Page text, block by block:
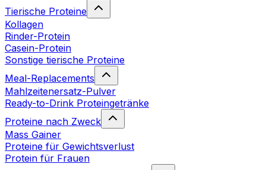
Tierische Proteine
Kollagen
Rinder-Protein
Casein-Protein
Sonstige tierische Proteine
Meal-Replacements
Mahlzeitenersatz-Pulver
Ready-to-Drink Proteingetränke
Proteine nach Zweck
Mass Gainer
Proteine für Gewichtsverlust
Protein für Frauen